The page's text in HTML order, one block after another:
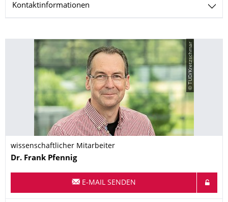
Kontaktinformationen
© TUD/Kretzschmar
wissenschaftlicher Mitarbeiter
Name
Dr. Frank Pfennig
E-MAIL SENDEN